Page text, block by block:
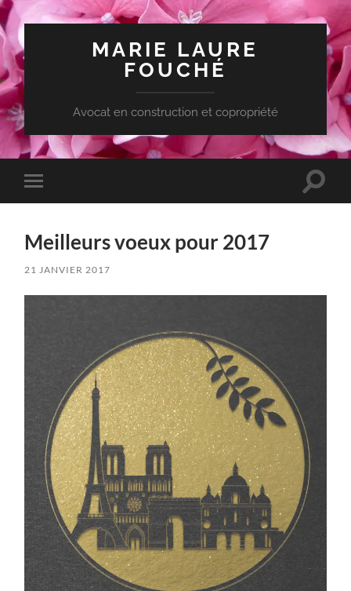
MARIE LAURE
FOUCHÉ
Avocat en construction et copropriété
Toggle
mobile
Toggle
Meilleurs voeux pour 2017
21 JANVIER 2017